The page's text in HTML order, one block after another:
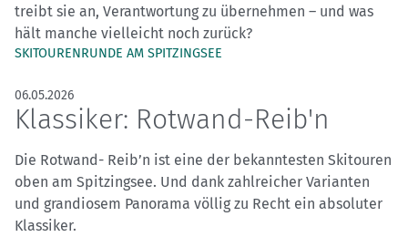
treibt sie an, Verantwortung zu übernehmen – und was
hält manche vielleicht noch zurück?
SKITOURENRUNDE AM SPITZINGSEE
06.05.2026
Klassiker: Rotwand-Reib'n
Die Rotwand- Reib’n ist eine der bekanntesten Skitouren
oben am Spitzingsee. Und dank zahlreicher Varianten
und grandiosem Panorama völlig zu Recht ein absoluter
Klassiker.